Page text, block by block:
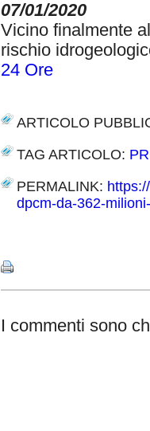
07/01/2020
Vicino finalmente
rischio
24 Ore
ARTICOLO
TAG ARTICOLO:
PERMALINK:
dpcm-da-362-
I commenti sono